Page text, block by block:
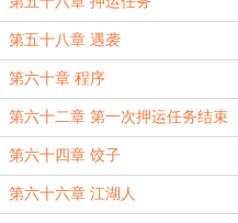
第五十八章 遇袭
第六十章 程序
第六十二章 第一次押运任务结束
第六十四章 饺子
第六十六章 江湖人